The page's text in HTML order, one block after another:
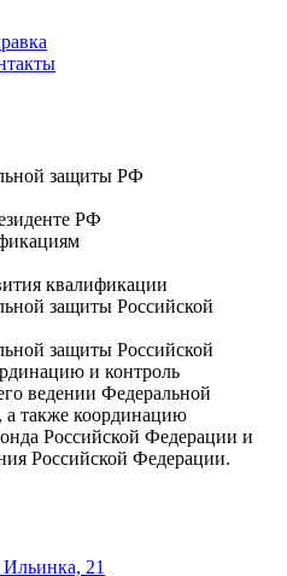
защиты РФ
РФ
квалификации
защиты Российской
защиты Российской
и контроль
ведении Федеральной
а также координацию
Российской Федерации и
Российской Федерации.
21